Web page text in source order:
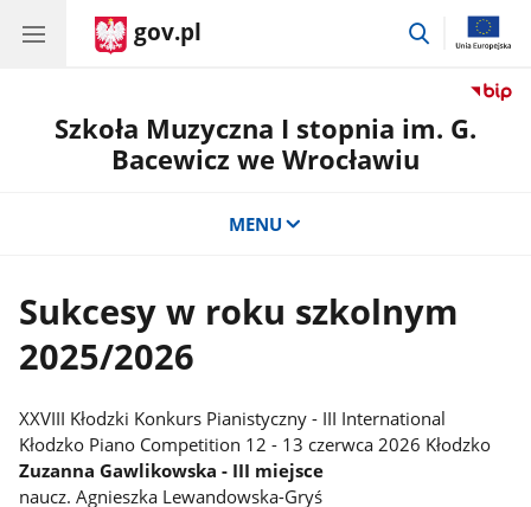
gov.pl
przejdź
Szkoła Muzyczna I stopnia im. G.
Bacewicz we Wrocławiu
MENU
Sukcesy w roku szkolnym
2025/2026
XXVIII Kłodzki Konkurs Pianistyczny - III International
Kłodzko Piano Competition 12 - 13 czerwca 2026 Kłodzko
Zuzanna Gawlikowska - III miejsce
naucz. Agnieszka Lewandowska-Gryś